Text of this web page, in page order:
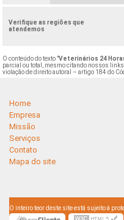
Verifique as regiões que
atendemos
O conteúdo do texto "Veterinários 24
parcial ou total, mesmo citando nossos
violação de direito autoral – artigo 184 do
Home
Empresa
Missão
Serviços
Contato
Mapa do site
O inteiro teor deste site está sujeito à